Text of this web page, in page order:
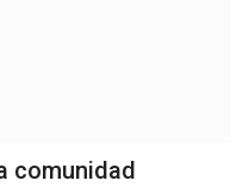
comunidad